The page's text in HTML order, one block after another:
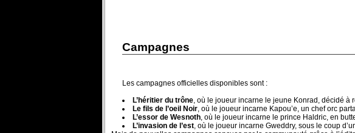
Campagnes
Les campagnes officielles disponibles sont :
L’héritier du trône , où le joueur incarne le jeune Konrad, décidé
Le fils de l’oeil Noir , où le joueur incarne Kapou’e, un chef orc
L’essor de Wesnoth , où le joueur incarne le prince Haldric, en
L’invasion de l’est , où le joueur incarne Gweddry, sous le coup